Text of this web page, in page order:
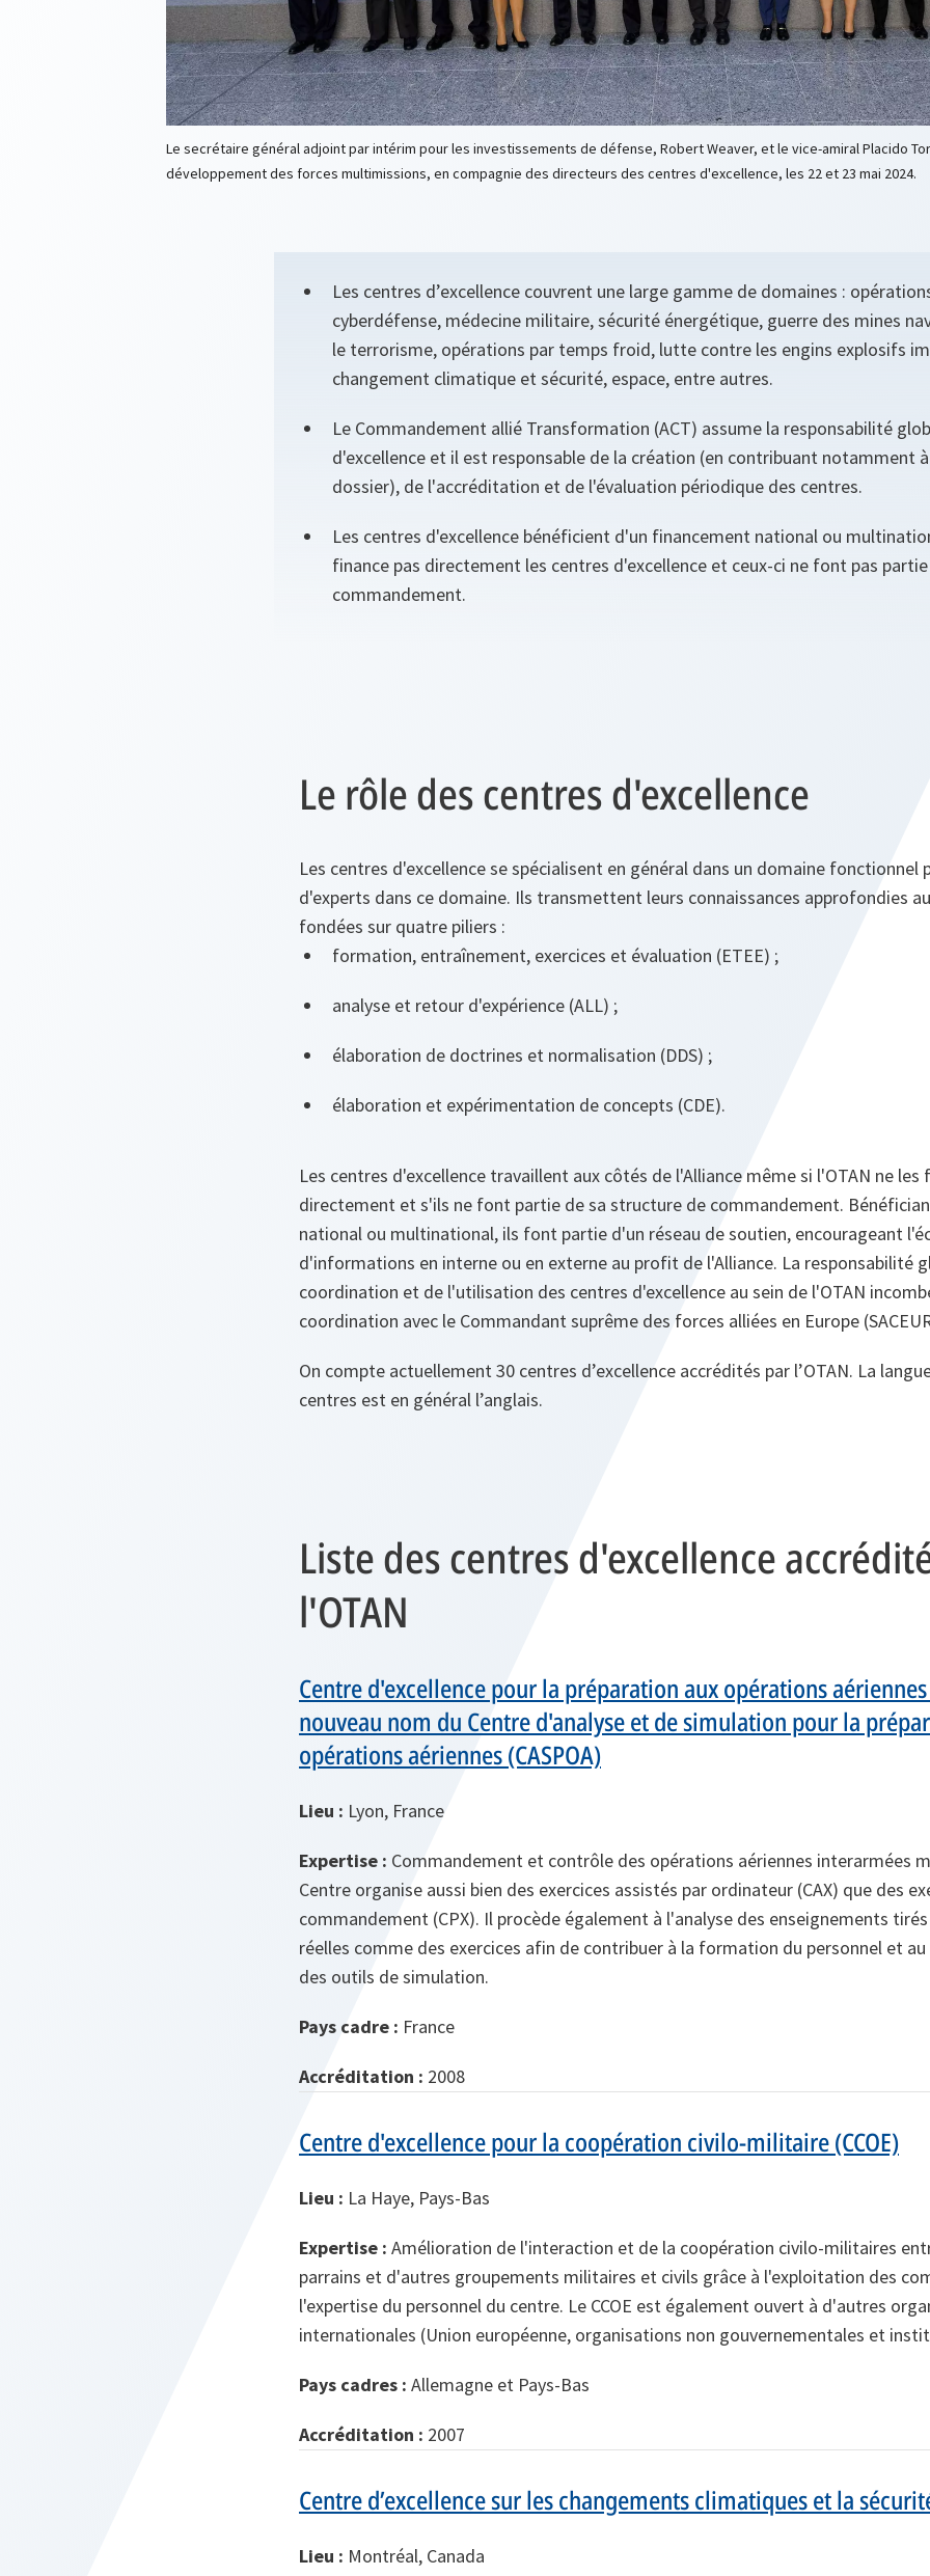
Le secrétaire général adjoint par intérim pour les investissements de défense, Robert Weaver, et le vice-amiral Placido
développement des forces multimissions, en compagnie des directeurs des centres d'excellence, les 22 et 23 mai 2024.
Les centres d’excellence couvrent une large gamme de domaines :
cyberdéfense, médecine militaire, sécurité énergétique, guerre des mines
le terrorisme, opérations par temps froid, lutte contre les engins explosifs
changement climatique et sécurité, espace, entre autres.
Le Commandement allié Transformation (ACT) assume la responsabilité
d'excellence et il est responsable de la création (en contribuant notamment
dossier), de l'accréditation et de l'évaluation périodique des centres.
Les centres d'excellence bénéficient d'un financement national ou
finance pas directement les centres d'excellence et ceux-ci ne font pas
commandement.
Le rôle des centres d'excellence
Les centres d'excellence se spécialisent en général dans un domaine fonctionnel
d'experts dans ce domaine. Ils transmettent leurs connaissances approfondies
fondées sur quatre piliers :
formation, entraînement, exercices et évaluation (ETEE) ;
analyse et retour d'expérience (ALL) ;
élaboration de doctrines et normalisation (DDS) ;
élaboration et expérimentation de concepts (CDE).
Les centres d'excellence travaillent aux côtés de l'Alliance même si l'OTAN ne les
directement et s'ils ne font partie de sa structure de commandement.
national ou multinational, ils font partie d'un réseau de soutien, encourageant
d'informations en interne ou en externe au profit de l'Alliance. La responsabilité
coordination et de l'utilisation des centres d'excellence au sein de l'OTAN
coordination avec le Commandant suprême des forces alliées en Europe
On compte actuellement 30 centres d’excellence accrédités par l’OTAN. La
centres est en général l’anglais.
Liste des centres d'excellence
l'OTAN
Centre d'excellence pour la préparation aux opérations aériennes
nouveau nom du Centre d'analyse et de simulation pour la
opérations aériennes (CASPOA)
Lieu : Lyon, France
Expertise : Commandement et contrôle des opérations aériennes interarmées
Centre organise aussi bien des exercices assistés par ordinateur (CAX) que des
commandement (CPX). Il procède également à l'analyse des enseignements
réelles comme des exercices afin de contribuer à la formation du personnel et
des outils de simulation.
Pays cadre : France
Accréditation : 2008
Centre d'excellence pour la coopération civilo-militaire (CCOE)
Lieu : La Haye, Pays-Bas
Expertise : Amélioration de l'interaction et de la coopération civilo-militaires
parrains et d'autres groupements militaires et civils grâce à l'exploitation des
l'expertise du personnel du centre. Le CCOE est également ouvert à d'autres
internationales (Union européenne, organisations non gouvernementales et
Pays cadres : Allemagne et Pays-Bas
Accréditation : 2007
Centre d’excellence sur les changements climatiques et la sécurité
Lieu : Montréal, Canada